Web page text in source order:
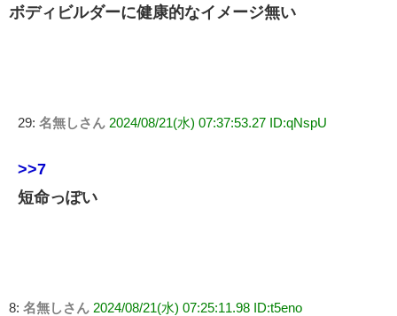
ボディビルダーに健康的なイメージ無い
29: 名無しさん 2024/08/21(水) 07:37:53.27 ID:qNspU
>>7
短命っぽい
8: 名無しさん 2024/08/21(水) 07:25:11.98 ID:t5eno